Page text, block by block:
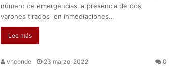
número de emergencias la presencia de dos
varones tirados en inmediaciones…
Lee más
vhconde 23 marzo, 2022 0